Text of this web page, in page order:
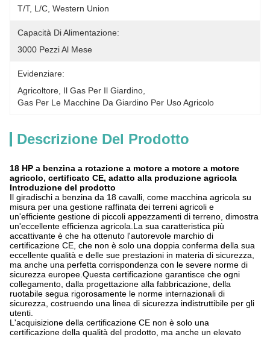
T/T, L/C, Western Union
Capacità Di Alimentazione:
3000 Pezzi Al Mese
Evidenziare:
Agricoltore Il Gas Per Il Giardino
Gas Per Le Macchine Da Giardino Per Uso Agricolo
Descrizione Del Prodotto
18 HP a benzina a rotazione a motore a motore a motore
agricolo, certificato CE, adatto alla produzione agricola
Introduzione del prodotto
Il giradischi a benzina da 18 cavalli, come macchina agricola su
misura per una gestione raffinata dei terreni agricoli e
un'efficiente gestione di piccoli appezzamenti di terreno, dimostra
un'eccellente efficienza agricola.La sua caratteristica più
accattivante è che ha ottenuto l'autorevole marchio di
certificazione CE, che non è solo una doppia conferma della sua
eccellente qualità e delle sue prestazioni in materia di sicurezza,
ma anche una perfetta corrispondenza con le severe norme di
sicurezza europee.Questa certificazione garantisce che ogni
collegamento, dalla progettazione alla fabbricazione, della
ruotabile segua rigorosamente le norme internazionali di
sicurezza, costruendo una linea di sicurezza indistruttibile per gli
utenti.
L'acquisizione della certificazione CE non è solo una
certificazione della qualità del prodotto, ma anche un elevato